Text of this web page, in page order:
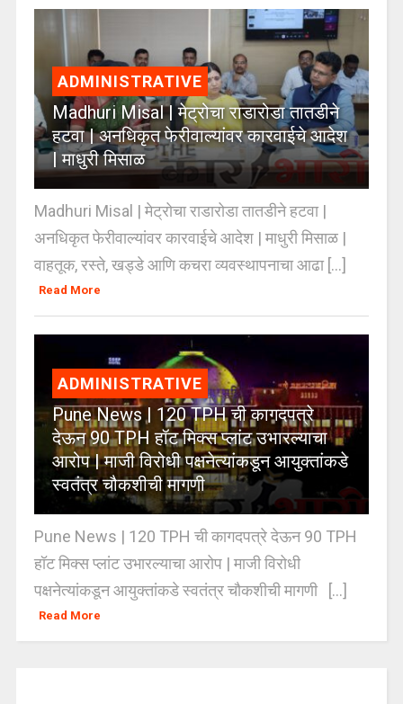
ADMINISTRATIVE
Madhuri Misal | मेट्रोचा राडारोडा तातडीने
हटवा | अनधिकृत फेरीवाल्यांवर कारवाईचे आदेश
| माधुरी मिसाळ
Madhuri Misal | मेट्रोचा राडारोडा तातडीने हटवा |
अनधिकृत फेरीवाल्यांवर कारवाईचे आदेश | माधुरी मिसाळ |
वाहतूक, रस्ते, खड्डे आणि कचरा व्यवस्थापनाचा आढा [...]
Read More
ADMINISTRATIVE
Pune News | 120 TPH ची कागदपत्रे
देऊन 90 TPH हॉट मिक्स प्लांट उभारल्याचा
आरोप | माजी विरोधी पक्षनेत्यांकडून आयुक्तांकडे
स्वतंत्र चौकशीची मागणी
Pune News | 120 TPH ची कागदपत्रे देऊन 90 TPH
हॉट मिक्स प्लांट उभारल्याचा आरोप | माजी विरोधी
पक्षनेत्यांकडून आयुक्तांकडे स्वतंत्र चौकशीची मागणी [...]
Read More